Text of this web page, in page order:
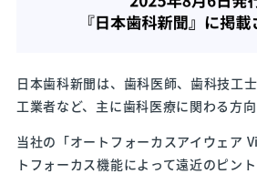
日本歯科新聞は、歯科医師、歯科技工
工業者など、主に歯科医療に関わる方
当社の「オートフォーカスアイウェア
トフォーカス機能によって遠近のピン